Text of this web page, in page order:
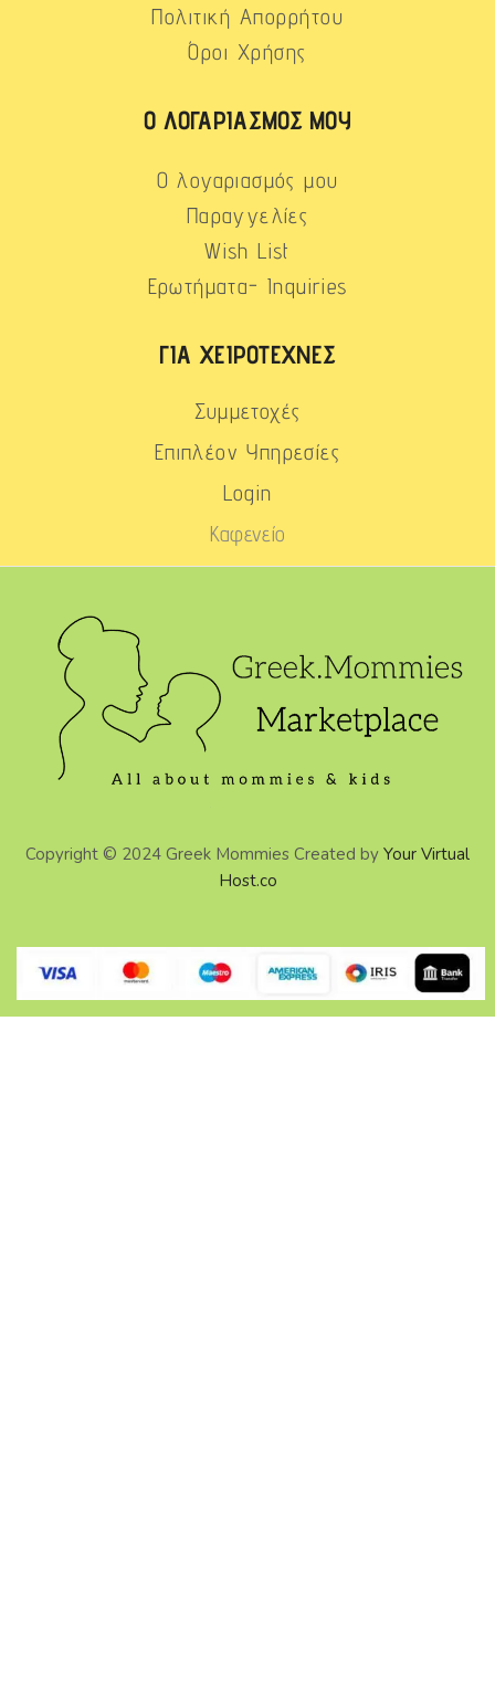
Πολιτική Απορρήτου
Όροι Χρήσης
Ο ΛΟΓΑΡΙΑΣΜΌΣ ΜΟΥ
Ο λογαριασμός μου
Παραγγελίες
Wish List
Ερωτήματα- Inquiries
ΓΙΑ ΧΕΙΡΟΤΈΧΝΕΣ
Συμμετοχές
Επιπλέον Υπηρεσίες
Login
Καφενείο
Copyright © 2024 Greek Mommies Created by Your Virtual
Host.co